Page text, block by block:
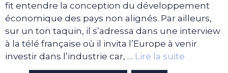
fit entendre la conception du développement
économique des pays non alignés. Par ailleurs,
sur un ton taquin, il s’adressa dans une interview
à la télé française où il invita l’Europe à venir
investir dans l’industrie car, … Lire la suite